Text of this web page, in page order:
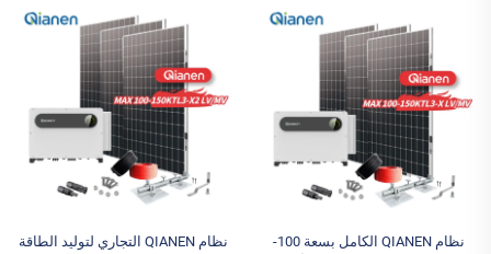
الشمسية، MPPT، بطارية ليثيومية
عالية
مكتملة مع خاصية MPPT، يحتوي
على سليكون أحادي البلورة
نظام QIANEN الكامل بسعة 100-
نظام QIANEN التجاري لتوليد الطاقة